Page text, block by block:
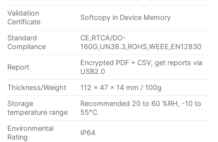
Validation
Certificate
Softcopy in Device Memory
Standard
Compliance
CE,RTCA/DO-
160G,UN38.3,ROHS,WEEE,EN12830
Report
Encrypted PDF + CSV, get reports via
USB2.0
Thickness/Weight
112 x 47 x 14 mm / 100g
Storage
temperature range
Recommended 20 to 60 %RH, -10 to
55°C
Environmental
Rating
IP64